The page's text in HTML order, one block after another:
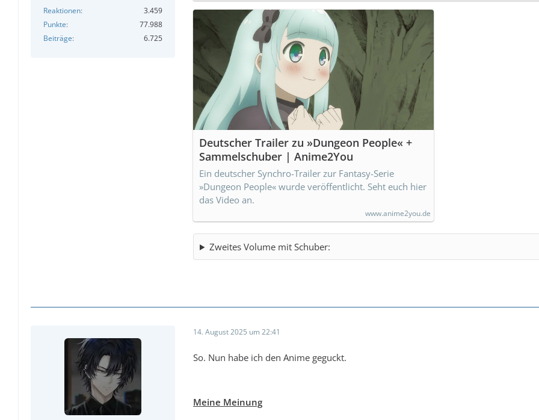
Reaktionen
3.459
Punkte
77.988
Beiträge
6.725
Deutscher Trailer zu »Dungeon People« +
Sammelschuber | Anime2You
Ein deutscher Synchro-Trailer zur Fantasy-Serie
»Dungeon People« wurde veröffentlicht. Seht euch hier
das Video an.
www.anime2you.de
Zweites Volume mit Schuber:
14. August 2025 um 22:41
So. Nun habe ich den Anime geguckt.
Meine Meinung